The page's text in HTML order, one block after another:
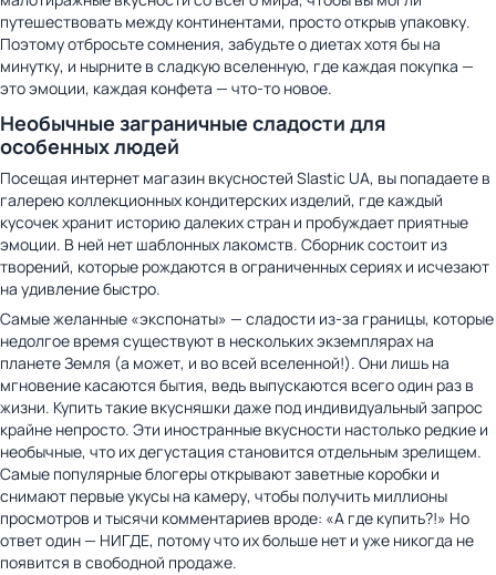
путешествовать между континентами, просто открыв упаковку.
Поэтому отбросьте сомнения, забудьте о диетах хотя бы на
минутку, и нырните в сладкую вселенную, где каждая покупка —
это эмоции, каждая конфета — что-то новое.
Необычные заграничные сладости для
особенных людей
Посещая интернет магазин вкусностей Slastic UA, вы попадаете в
галерею коллекционных кондитерских изделий, где каждый
кусочек хранит историю далеких стран и пробуждает приятные
эмоции. В ней нет шаблонных лакомств. Сборник состоит из
творений, которые рождаются в ограниченных сериях и исчезают
на удивление быстро.
Самые желанные «экспонаты» — сладости из-за границы, которые
недолгое время существуют в нескольких экземплярах на
планете Земля (а может, и во всей вселенной!). Они лишь на
мгновение касаются бытия, ведь выпускаются всего один раз в
жизни. Купить такие вкусняшки даже под индивидуальный запрос
крайне непросто. Эти иностранные вкусности настолько редкие и
необычные, что их дегустация становится отдельным зрелищем.
Самые популярные блогеры открывают заветные коробки и
снимают первые укусы на камеру, чтобы получить миллионы
просмотров и тысячи комментариев вроде: «А где купить?!» Но
ответ один — НИГДЕ, потому что их больше нет и уже никогда не
появится в свободной продаже.